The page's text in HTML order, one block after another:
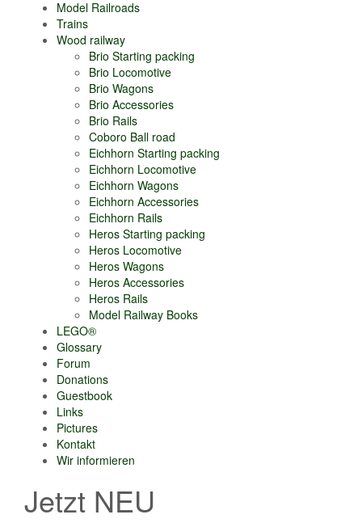
Model Railroads
Trains
Wood railway
Brio Starting packing
Brio Locomotive
Brio Wagons
Brio Accessories
Brio Rails
Coboro Ball road
Eichhorn Starting packing
Eichhorn Locomotive
Eichhorn Wagons
Eichhorn Accessories
Eichhorn Rails
Heros Starting packing
Heros Locomotive
Heros Wagons
Heros Accessories
Heros Rails
Model Railway Books
LEGO®
Glossary
Forum
Donations
Guestbook
Links
Pictures
Kontakt
Wir informieren
Jetzt NEU